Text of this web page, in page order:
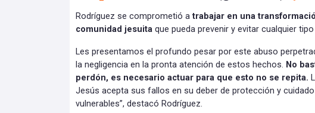
Rodríguez se comprometió atrabajar en una
comunidad jesuita que pueda prevenir y evitar cualquier
Les presentamos el profundo pesar por este abuso
la negligencia en la pronta atención de estos hechos. No
perdón, es necesario actuar para que esto no se repita.
Jesús acepta sus fallos en su deber de protección y
vulnerables”, destacó Rodríguez.